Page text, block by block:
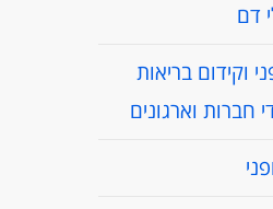
דם
וקידום בריאות
חברות וארגונים